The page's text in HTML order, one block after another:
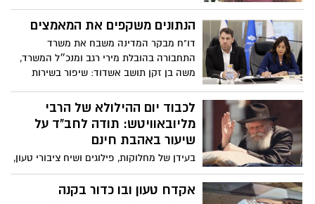
לנדסברג ניו ג׳רזי
הנתונים משקפים את המאמצים
דו"ח מבקר המדינה משבח את משרד
התחבורה בהובלת מירי רגב ומנכ״ל המשרד,
משה בן זקן תושב אשדוד: שיפור בשירות
לכבוד יום ההילולא של הרבי
מליובאוויטש: תודה לחב"ד על
שיעור באהבת חינם
בעידן של מחלוקות, פילוגים ושיח ציבורי טעון,
יש תנועה אחת שמצליחה כבר עשרות שנים
להזכיר לכולנו אמת פשוטה: לפני כל ויכוח
אקדח טעון ובו כדור בקנה